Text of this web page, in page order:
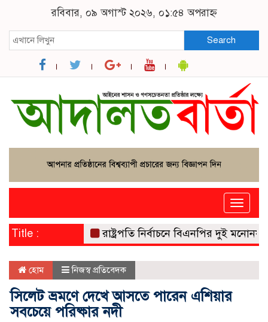
রবিবার, ০৯ অগাস্ট ২০২৬, ০১:৫৪ অপরাহ্ন
Search
Toggle
Title : রাষ্ট্রপতি নির্বাচনে বিএনপির দুই
হোম নিজস্ব প্রতিবেদক
সিলেট ভ্রমণে দেখে আসতে পারেন এশিয়ার
সবচেয়ে পরিষ্কার নদী